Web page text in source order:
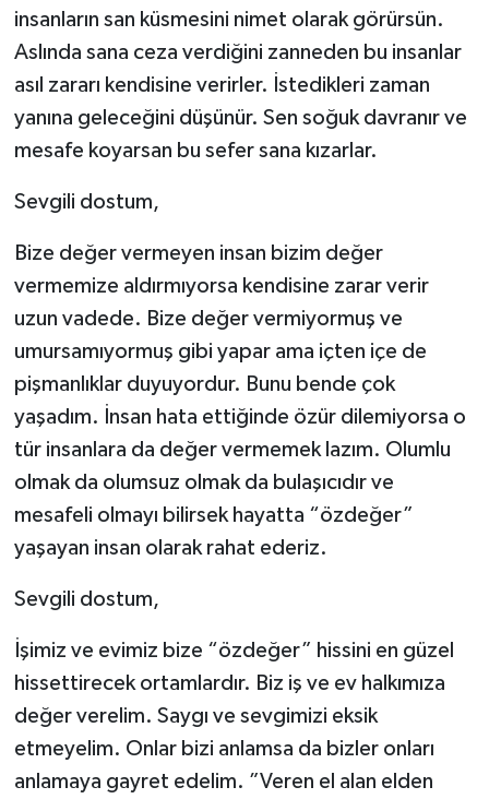
insanların san küsmesini nimet olarak görürsün.
Aslında sana ceza verdiğini zanneden bu insanlar
asıl zararı kendisine verirler. İstedikleri zaman
yanına geleceğini düşünür. Sen soğuk davranır ve
mesafe koyarsan bu sefer sana kızarlar.
Sevgili dostum,
Bize değer vermeyen insan bizim değer
vermemize aldırmıyorsa kendisine zarar verir
uzun vadede. Bize değer vermiyormuş ve
umursamıyormuş gibi yapar ama içten içe de
pişmanlıklar duyuyordur. Bunu bende çok
yaşadım. İnsan hata ettiğinde özür dilemiyorsa o
tür insanlara da değer vermemek lazım. Olumlu
olmak da olumsuz olmak da bulaşıcıdır ve
mesafeli olmayı bilirsek hayatta “özdeğer”
yaşayan insan olarak rahat ederiz.
Sevgili dostum,
İşimiz ve evimiz bize “özdeğer” hissini en güzel
hissettirecek ortamlardır. Biz iş ve ev halkımıza
değer verelim. Saygı ve sevgimizi eksik
etmeyelim. Onlar bizi anlamsa da bizler onları
anlamaya gayret edelim. ”Veren el alan elden